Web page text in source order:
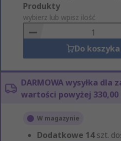
Add
to
Basket
Produkty
wybierz lub wpisz ilość
Do koszyka
DARMOWA wysyłka dla
wartości powyżej 330,00
W magazynie
Dodatkowe 14szt.